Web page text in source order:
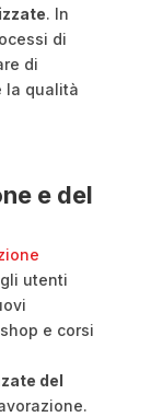
. In
di
di
la qualità
e del
utenti
e corsi
del